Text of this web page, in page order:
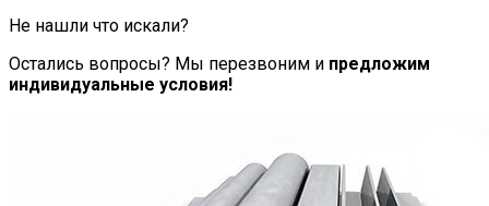
Не нашли что искали?
Остались вопросы? Мы перезвоним и предложим
индивидуальные условия!